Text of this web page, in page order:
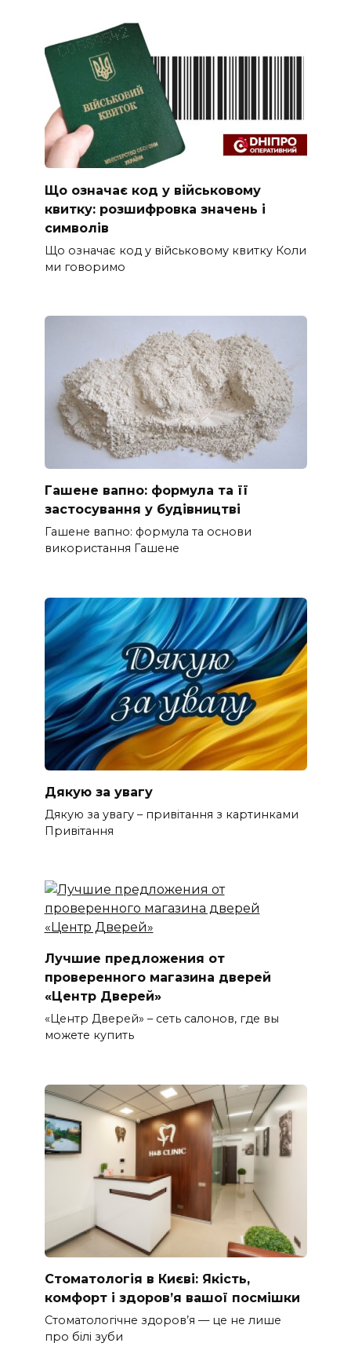
Що означає код у військовому
квитку: розшифровка значень і
символів
Що означає код у військовому квитку Коли
ми говоримо
Гашене вапно: формула та її
застосування у будівництві
Гашене вапно: формула та основи
використання Гашене
Дякую за увагу
Дякую за увагу – привітання з картинками
Привітання
Лучшие предложения от
проверенного магазина дверей
«Центр Дверей»
«Центр Дверей» – сеть салонов, где вы
можете купить
Стоматологія в Києві: Якість,
комфорт і здоров’я вашої посмішки
Стоматологічне здоров’я — це не лише
про білі зуби